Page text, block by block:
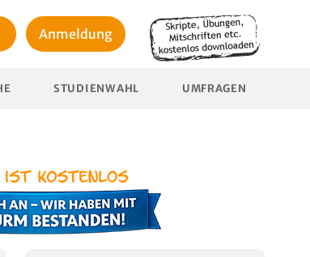
Anmeldung
STUDIENWAHL UMFRAGEN